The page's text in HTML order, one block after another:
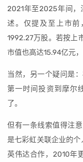
2021年至2025年间
述。仅提及至上市
1992.27万股。若按上
市值也高达15.94亿元
当然，另一个疑问是
第一时间投资到摩尔
了。
但有一条线索值得注
是七彩虹关联企业的
英伟达合作，2010年